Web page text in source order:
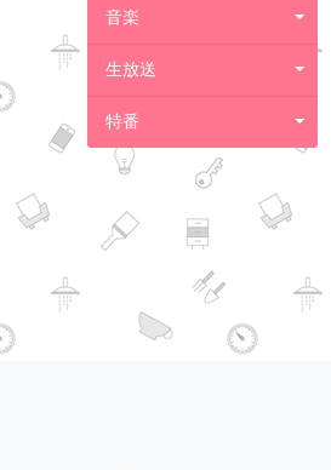
音楽
生放送
特番